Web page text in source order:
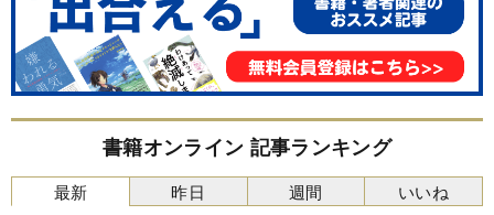
書籍オンライン 記事ランキング
最新 昨日 週間 いいね